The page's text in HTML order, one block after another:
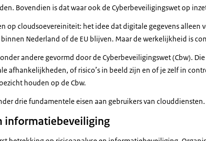
Bovendien is dat waar ook de Cyberbeveiligingswet op
op cloudsoevereiniteit: het idee dat digitale gegevens alleen
Nederland of de EU blijven. Maar de werkelijkheid is
andere gevormd door de Cyberbeveiligingswet (Cbw).
afhankelijkheden, of risico’s in beeld zijn en of je zelf in
houden op de Cbw.
drie fundamentele eisen aan gebruikers van clouddiensten.
informatiebeveiliging